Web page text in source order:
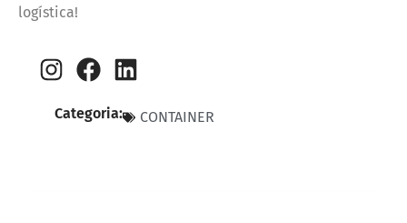
logística!
Categoria: CONTAINER